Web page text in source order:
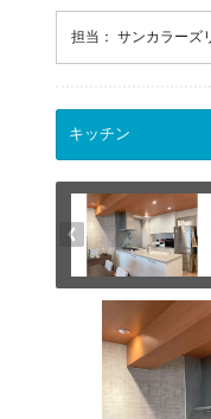
担当： サンカラー